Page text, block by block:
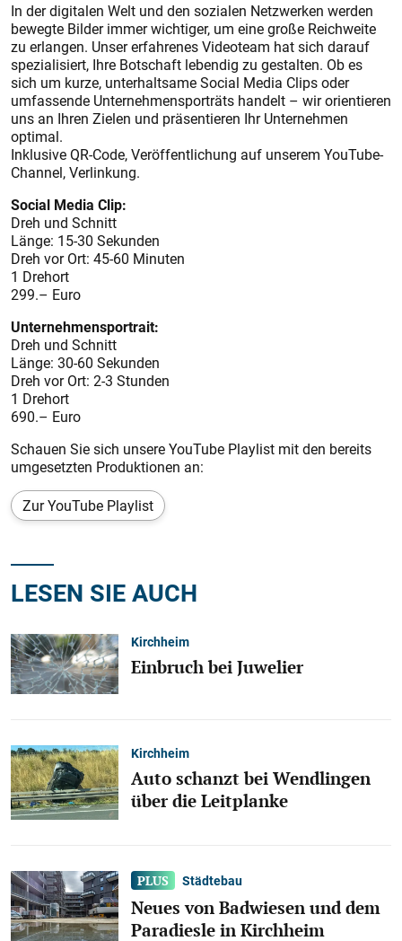
In der digitalen Welt und den sozialen Netzwerken werden
bewegte Bilder immer wichtiger, um eine große Reichweite
zu erlangen. Unser erfahrenes Videoteam hat sich darauf
spezialisiert, Ihre Botschaft lebendig zu gestalten. Ob es
sich um kurze, unterhaltsame Social Media Clips oder
umfassende Unternehmensporträts handelt – wir orientieren
uns an Ihren Zielen und präsentieren Ihr Unternehmen
optimal.
Inklusive QR-Code, Veröffentlichung auf unserem YouTube-
Channel, Verlinkung.
Social Media Clip:
Dreh und Schnitt
Länge: 15-30 Sekunden
Dreh vor Ort: 45-60 Minuten
1 Drehort
299.– Euro
Unternehmensportrait:
Dreh und Schnitt
Länge: 30-60 Sekunden
Dreh vor Ort: 2-3 Stunden
1 Drehort
690.– Euro
Schauen Sie sich unsere YouTube Playlist mit den bereits
umgesetzten Produktionen an:
Zur YouTube Playlist
LESEN SIE AUCH
Kirchheim
Einbruch bei Juwelier
Kirchheim
Auto schanzt bei Wendlingen
über die Leitplanke
Städtebau
Neues von Badwiesen und dem
Paradiesle in Kirchheim